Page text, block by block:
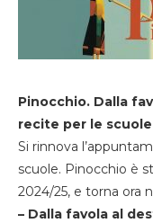
Pinocchio. Dalla
recite per le scuole
Si rinnova
scuole. Pinocchio è
2024/25, e torna ora
– Dalla favola al